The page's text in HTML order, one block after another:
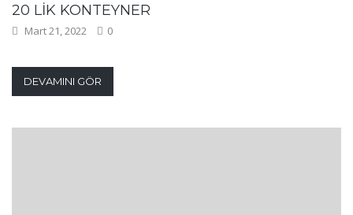
20 LIK KONTEYNER
Mart 21, 2022 0
DEVAMINI GÖR